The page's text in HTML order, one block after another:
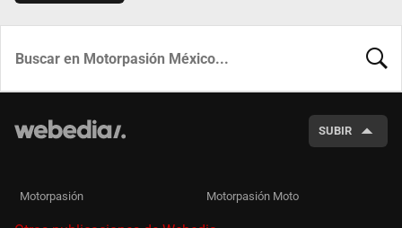
SUBIR
Motorpasión Motorpasión Moto